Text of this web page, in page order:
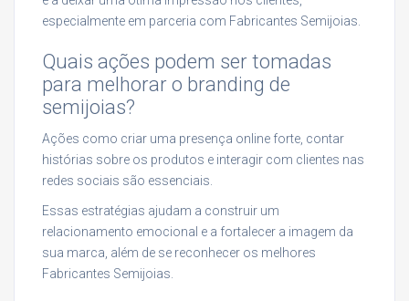
especialmente em parceria com Fabricantes Semijoias.
Quais ações podem ser tomadas
para melhorar o branding de
semijoias?
Ações como criar uma presença online forte, contar
histórias sobre os produtos e interagir com clientes nas
redes sociais são essenciais.
Essas estratégias ajudam a construir um
relacionamento emocional e a fortalecer a imagem da
sua marca, além de se reconhecer os melhores
Fabricantes Semijoias.